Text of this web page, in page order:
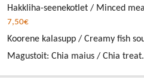
Hakkliha-seenekotlet / Minced
7,50€
Koorene kalasupp / Creamy fish
Magustoit: Chia maius / Chia treat.